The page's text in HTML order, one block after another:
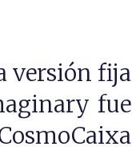
versión fija
fue